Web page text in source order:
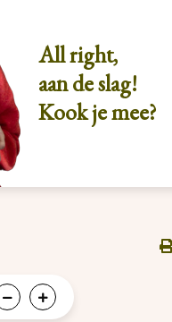
All right,
aan de slag!
Kook je mee?